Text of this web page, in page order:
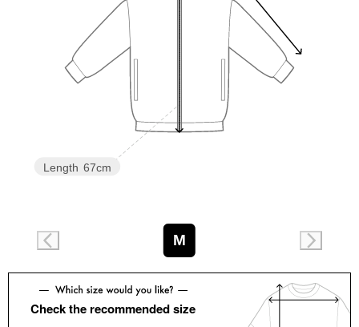
Miss Kyouko／ミスキョウコ
ブーツ
財布／コイン
革小物
Length 67cm
M
Check the recommended size